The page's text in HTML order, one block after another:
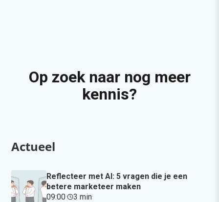
Op zoek naar nog meer
kennis?
Actueel
Reflecteer met AI: 5 vragen die je een
betere marketeer maken
09:00· 3 min·